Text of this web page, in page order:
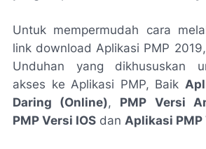
Untuk mempermudah cara
link download Aplikasi PMP
Unduhan yang dikhususkan
akses ke Aplikasi PMP, Baik
Daring (Online), PMP Versi
PMP Versi IOS dan Aplikasi